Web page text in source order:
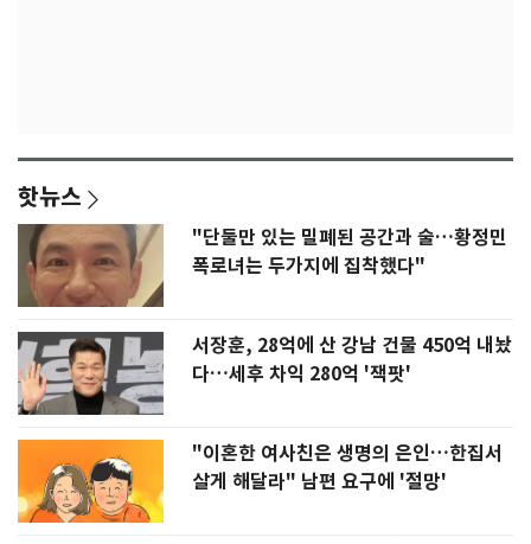
핫뉴스
"단둘만 있는 밀폐된 공간과 술…황정민
폭로녀는 두가지에 집착했다"
서장훈, 28억에 산 강남 건물 450억 내놨
다…세후 차익 280억 '잭팟'
"이혼한 여사친은 생명의 은인…한집서
살게 해달라" 남편 요구에 '절망'